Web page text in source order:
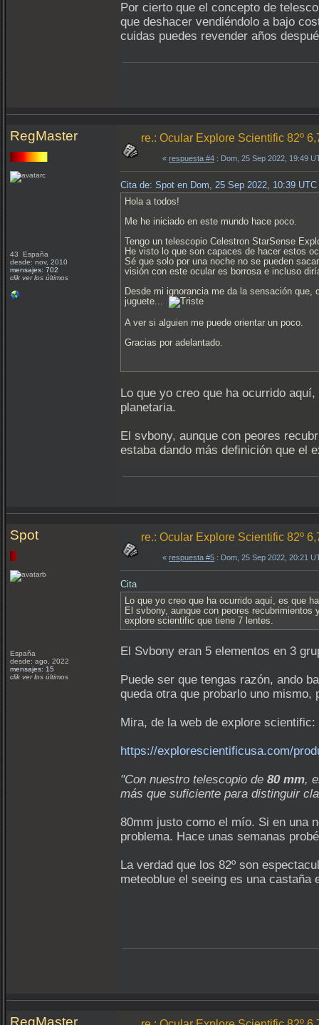
Por cierto que el concepto de
que deshacer vendiéndolo a bajo
cuidas puedes revender años
RegMaster
43 España
desde: nov, 2010
mensajes: 702
clik ver los últimos
re.: Ocular Explore Scientific 82º
« respuesta #4 : Dom, 25 Sep 2022, 19:49
Cita de: Spot en Dom, 25 Sep 2022, 10:39 UTC
Hola a todos!
Me he iniciado en este mundo hace poco.
Tengo un telescopio Celestron StarSense
He visto lo que son capaces de hacer estos
Sé que solo por una noche no se pueden
visión con este ocular es borrosa e incluso
Desde mi ignorancia me da la sensación
juguete...
A ver si alguien me puede orientar un poco.
Gracias por adelantado.
Lo que yo creo que ha ocurrido
planetaria.
El svbony, aunque con peores
estaba dando más definición que el
Spot
España
desde: ago, 2022
mensajes: 15
clik ver los últimos
re.: Ocular Explore Scientific 82º
« respuesta #5 : Dom, 25 Sep 2022, 20:21
Cita
Lo que yo creo que ha ocurrido aquí, es que
El svbony, aunque con peores
explore scientific que tiene 7 lentes.
El Svbony eran 5 elementos en 3
Puede ser que tengas razón, ando
queda otra que probarlo uno mismo,
Mira, de la web de explore scientific:
https://explorescientificusa.com/
"Con nuestro telescopio de 80 mm,
más que suficiente para distinguir
80mm justo como el mío. Si en una
problema. Hace unas semanas
La verdad que los 82º son
meteoblue el seeing es una castaña
RegMaster